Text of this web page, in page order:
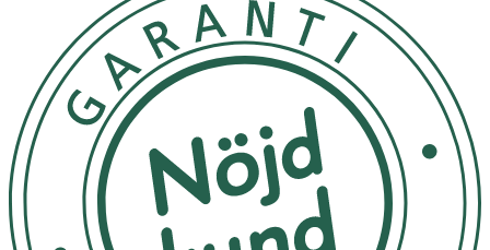
Aqua/water/eau, cocamidopropyl betaine, sodium lauroyl
sarcosinate, sodium lauryl sulfoacetate, glycerin, sodium
chloride, pyrus malus fruit water, hydrolyzed rice protein,
pyrus malus fruit extract, benzyl salicylate, acetum,
parfum (fragrance), benzyl alcohol, sodium benzoate,
citric acid, potassium sorbate, phenoxyethanol, benzoic
acid, dehydroacetic acid, glycereth-2 cocoate.